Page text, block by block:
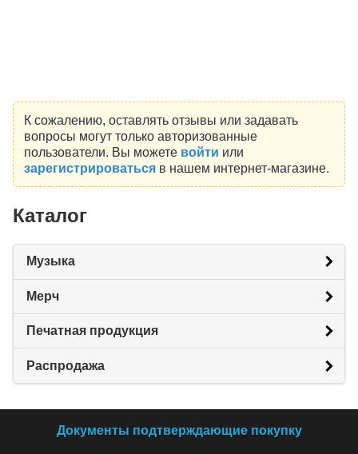
К сожалению, оставлять отзывы или задавать
вопросы могут только авторизованные
пользователи. Вы можете войти или
зарегистрироватьсяв нашем интернет-магазине.
Каталог
Музыка
Мерч
Печатная продукция
Распродажа
Документы подтверждающие покупку